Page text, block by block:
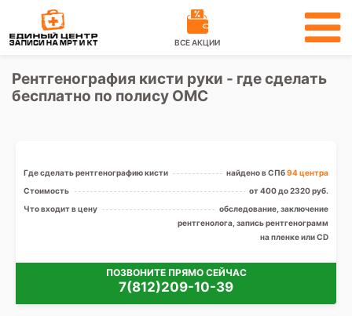
ВСЕ АКЦИИ
Рентгенография кисти руки - где сделать
бесплатно по полису ОМС
Где сделать рентгенографию кисти найдено в СПб94 центра
Стоимость
от 400 до 2320 руб.
Что входит в цену
обследование, заключение
рентгенолога, запись рентгенограмм
на пленке или CD
ПОЗВОНИТЕ ПРЯМО СЕЙЧАС
7(812)209-10-39